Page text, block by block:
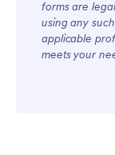
forms are
using any
applicable
meets your